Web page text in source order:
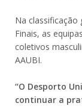
Na classificação
Finais, as
coletivos
AAUBI.
“O Desporto
continuar a